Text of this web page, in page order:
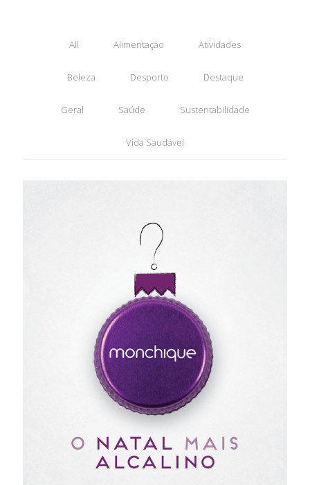
All Alimentação Atividades
Beleza Desporto Destaque
Geral Saúde Sustentabilidade
Vida Saudável